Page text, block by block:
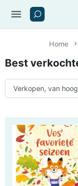
menu
Home
Best